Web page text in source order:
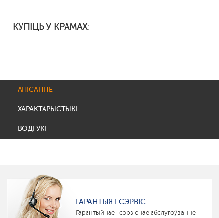
КУПІЦЬ У КРАМАХ:
АПІСАННЕ
ХАРАКТАРЫСТЫКІ
ВОДГУКІ
ГАРАНТЫЯ І СЭРВІС
Гарантыйнае і сэрвіснае абслугоўванне